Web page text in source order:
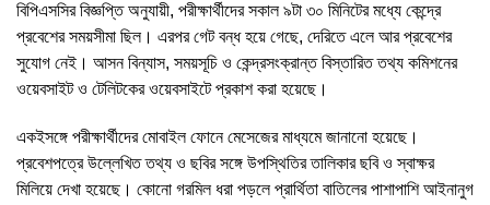
বিপিএসসির বিজ্ঞপ্তি অনুযায়ী, পরীক্ষার্থীদের সকাল ৯টা ৩০ মিনিটের মধ্যে কেন্দ্রে
প্রবেশের সময়সীমা ছিল। এরপর গেট বন্ধ হয়ে গেছে, দেরিতে এলে আর প্রবেশের
সুযোগ নেই। আসন বিন্যাস, সময়সূচি ও কেন্দ্রসংক্রান্ত বিস্তারিত তথ্য কমিশনের
ওয়েবসাইট ও টেলিটকের ওয়েবসাইটে প্রকাশ করা হয়েছে।
একইসঙ্গে পরীক্ষার্থীদের মোবাইল ফোনে মেসেজের মাধ্যমে জানানো হয়েছে।
প্রবেশপত্রে উল্লেখিত তথ্য ও ছবির সঙ্গে উপস্থিতির তালিকার ছবি ও স্বাক্ষর
মিলিয়ে দেখা হয়েছে। কোনো গরমিল ধরা পড়লে প্রার্থিতা বাতিলের পাশাপাশি আইনানুগ